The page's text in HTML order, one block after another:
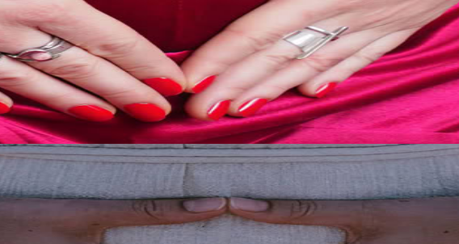
delle tradizioni di guarigione femminile Maya, con un’attenzione speciale al nutrimento
del lavoro olistico sul grembo e accompagna chi partecipa a muovere i primi